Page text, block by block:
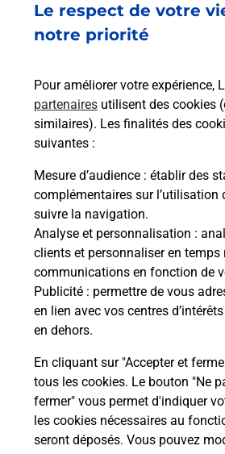
Le respect de votre
notre priorité
Pour améliorer votre expérience,
partenaires utilisent des cookies
similaires). Les finalités des
suivantes :
Mesure d’audience : établir des
complémentaires sur l’utilisation
suivre la navigation.
Analyse et personnalisation :
clients et personnaliser en temps
communications en fonction de
Publicité : permettre de vous
en lien avec vos centres
en dehors.
En cliquant sur "Accepter et
tous les cookies. Le bouton "Ne
fermer" vous permet d'indiquer
les cookies nécessaires au
seront déposés. Vous pouvez
Questions
posées
La téléassistance
médaillon d’alarme
c’est ?
Comment fonctionne la
téléassistance classique ?
Comment est installée la
téléassistance classique ?
Localiser Liste
Liste - téléassistance
Moselle - téléassistance
Rombas -